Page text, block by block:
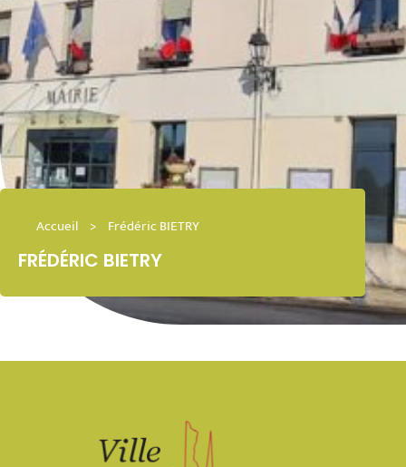
Accueil > Frédéric BIETRY
FRÉDÉRIC BIETRY